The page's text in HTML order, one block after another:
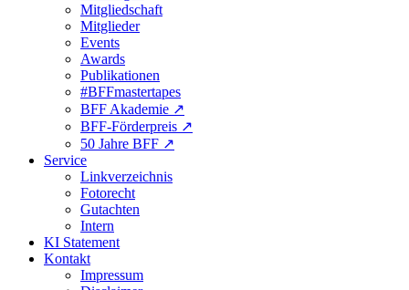
Mitgliedschaft
Mitglieder
Events
Awards
Publikationen
#BFFmastertapes
BFF Akademie ↗︎
BFF-Förderpreis ↗︎
50 Jahre BFF ↗︎
Service
Linkverzeichnis
Fotorecht
Gutachten
Intern
KI Statement
Kontakt
Impressum